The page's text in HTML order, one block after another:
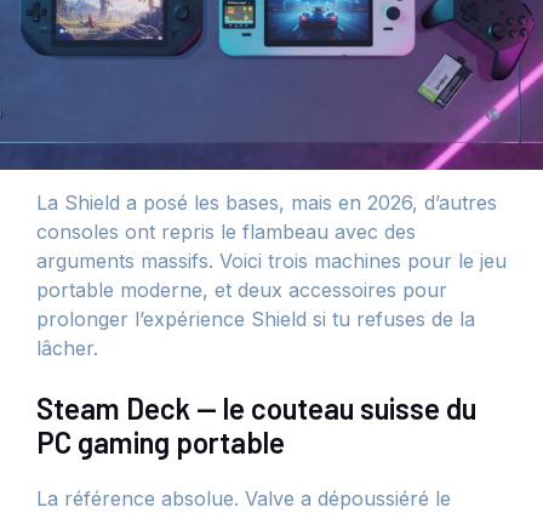
La Shield a posé les bases, mais en 2026, d’autres
consoles ont repris le flambeau avec des
arguments massifs. Voici trois machines pour le jeu
portable moderne, et deux accessoires pour
prolonger l’expérience Shield si tu refuses de la
lâcher.
Steam Deck — le couteau suisse du
PC gaming portable
La référence absolue. Valve a dépoussiéré le